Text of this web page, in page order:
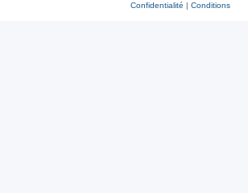
Confidentialité | Conditions